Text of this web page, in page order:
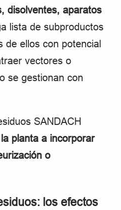
disolventes, aparatos
lista de subproductos
de ellos con potencial
vectores o
se gestionan con
SANDACH
planta a incorporar
o
los efectos